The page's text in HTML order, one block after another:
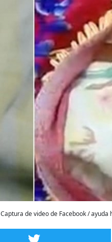
de video de Facebook /